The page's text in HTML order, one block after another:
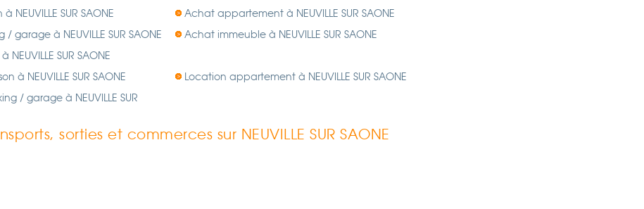
NEUVILLE SUR SAONE
Achat appartement à NEUVILLE SUR SAONE
garage à NEUVILLE SUR SAONE
Achat immeuble à NEUVILLE SUR SAONE
SUR SAONE
à NEUVILLE SUR SAONE
Location appartement à NEUVILLE SUR SAONE
/ garage à NEUVILLE SUR
sorties et commerces sur NEUVILLE SUR SAONE